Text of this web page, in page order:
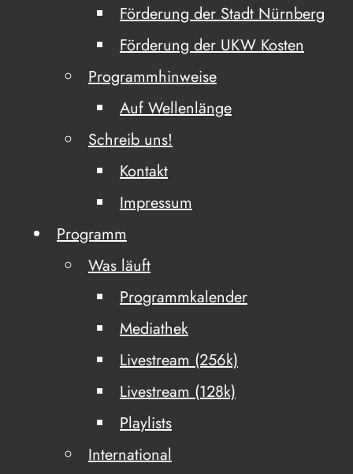
Förderung der Stadt Nürnberg
Förderung der UKW Kosten
Programmhinweise
Auf Wellenlänge
Schreib uns!
Kontakt
Impressum
Programm
Was läuft
Programmkalender
Mediathek
Livestream (256k)
Livestream (128k)
Playlists
International